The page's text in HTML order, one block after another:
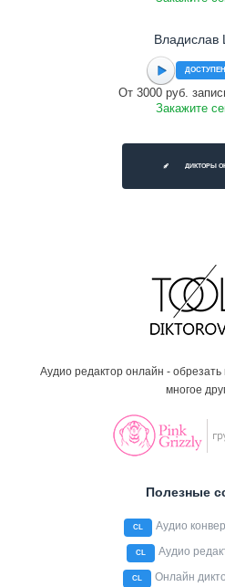
Владислав
ДОСТУПЕН
От 3000 руб.
Закажите
ДИКТОРЫ
Аудио редактор онлайн - обрезать
многое
Полезные
CL Аудио
CL Аудио
CL Онлайн